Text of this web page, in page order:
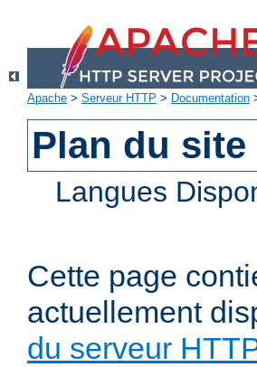
Apache > Serveur HTTP > Documentation
Plan du site
Langues
Cette page
actuellement
du serveur